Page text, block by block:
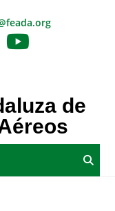
de